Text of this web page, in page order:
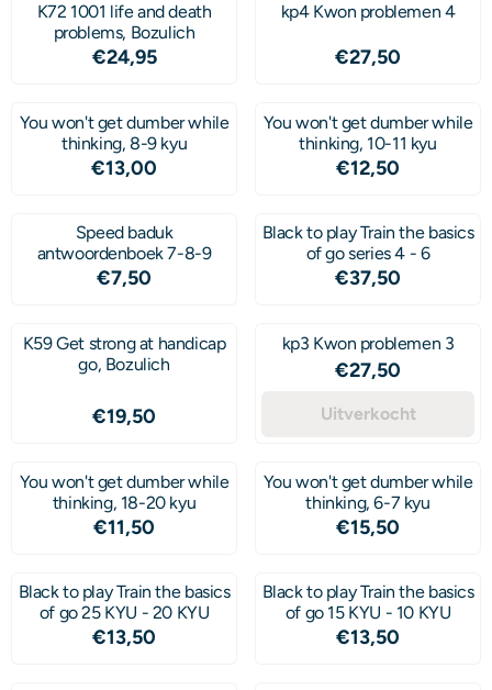
K72 1001 life and death
problems, Bozulich
Prijs: 24,95
€24,95
kp4 Kwon problemen 4
Prijs: 27,50
€27,50
You won't get dumber while
thinking, 8-9 kyu
Prijs: 13,00
€13,00
You won't get dumber while
thinking, 10-11 kyu
Prijs: 12,50
€12,50
Speed baduk
antwoordenboek 7-8-9
Prijs: 7,50
€7,50
Black to play Train the basics
of go series 4 - 6
Prijs: 37,50
€37,50
K59 Get strong at handicap
go, Bozulich
Prijs: 19,50
€19,50
kp3 Kwon problemen 3
Prijs: 27,50
€27,50
Uitverkocht
You won't get dumber while
thinking, 18-20 kyu
Prijs: 11,50
€11,50
You won't get dumber while
thinking, 6-7 kyu
Prijs: 15,50
€15,50
Black to play Train the basics
of go 25 KYU - 20 KYU
Prijs: 13,50
€13,50
Black to play Train the basics
of go 15 KYU - 10 KYU
Prijs: 13,50
€13,50